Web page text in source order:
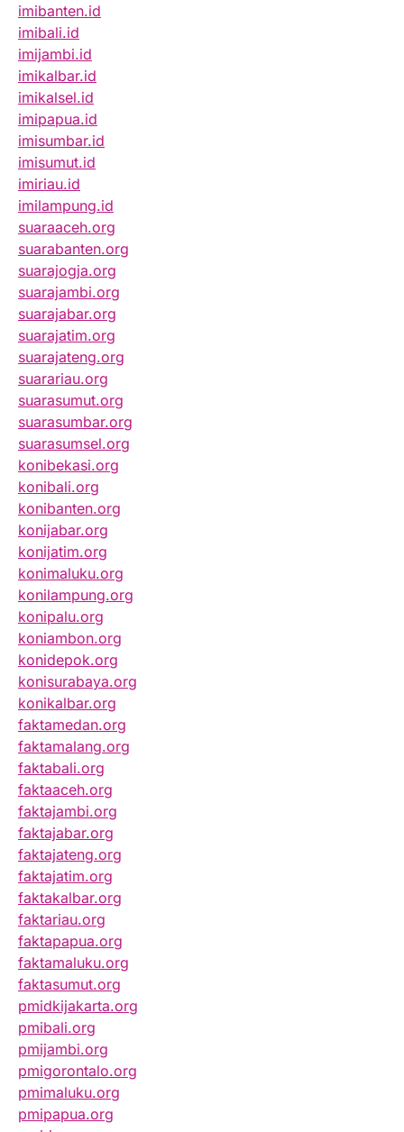
imibanten.id
imibali.id
imijambi.id
imikalbar.id
imikalsel.id
imipapua.id
imisumbar.id
imisumut.id
imiriau.id
imilampung.id
suaraaceh.org
suarabanten.org
suarajogja.org
suarajambi.org
suarajabar.org
suarajatim.org
suarajateng.org
suarariau.org
suarasumut.org
suarasumbar.org
suarasumsel.org
konibekasi.org
konibali.org
konibanten.org
konijabar.org
konijatim.org
konimaluku.org
konilampung.org
konipalu.org
koniambon.org
konidepok.org
konisurabaya.org
konikalbar.org
faktamedan.org
faktamalang.org
faktabali.org
faktaaceh.org
faktajambi.org
faktajabar.org
faktajateng.org
faktajatim.org
faktakalbar.org
faktariau.org
faktapapua.org
faktamaluku.org
faktasumut.org
pmidkijakarta.org
pmibali.org
pmijambi.org
pmigorontalo.org
pmimaluku.org
pmipapua.org